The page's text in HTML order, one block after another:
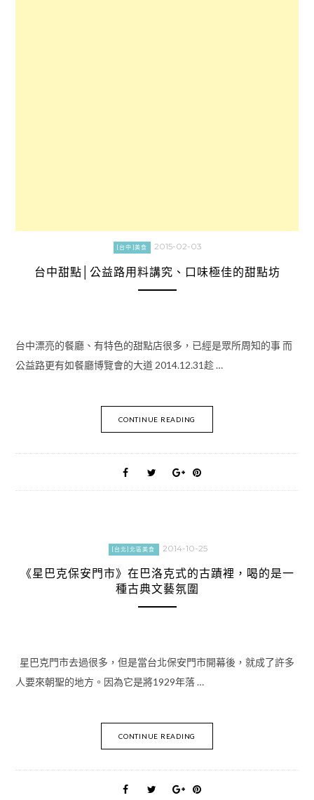
[台中]美食 2015-02-03
台中甜點│公益路用料講究、口味極佳的甜點坊
台中漂亮的餐廳、有特色的甜點店很多，已經是眾所周知的事 而
公益路更有如餐廳博覽會的大道 2014.12.31趁 …
CONTINUE READING
[台北]北區美食 2014-10-25
《星巴克保安門市》在巴洛克式的古蹟裡，喝的是一
種古典文藝氛圍
星巴克門市去過很多，但是當台北保安門市開幕後，就成了許多
人要來朝聖的地方。因為它是將1929年落 …
CONTINUE READING